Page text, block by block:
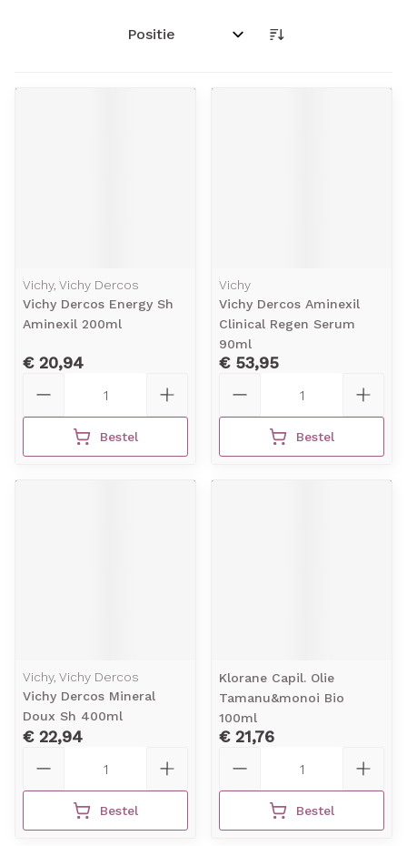
Sorteer op:
Vichy, Vichy Dercos
Vichy Dercos Energy Sh
Aminexil 200ml
€ 20,94
Bestel
Vichy
Vichy Dercos Aminexil
Clinical Regen Serum
90ml
€ 53,95
Bestel
Vichy, Vichy Dercos
Vichy Dercos Mineral
Doux Sh 400ml
€ 22,94
Bestel
Klorane Capil. Olie
Tamanu&monoi Bio
100ml
€ 21,76
Bestel